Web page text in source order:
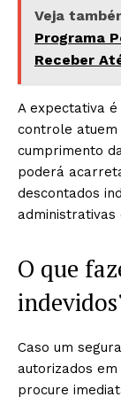
Veja
Programa
Receber
A expectativa
controle
cumprimento
poderá
descontados
administrativas
O que
Caso um
autorizados
procure